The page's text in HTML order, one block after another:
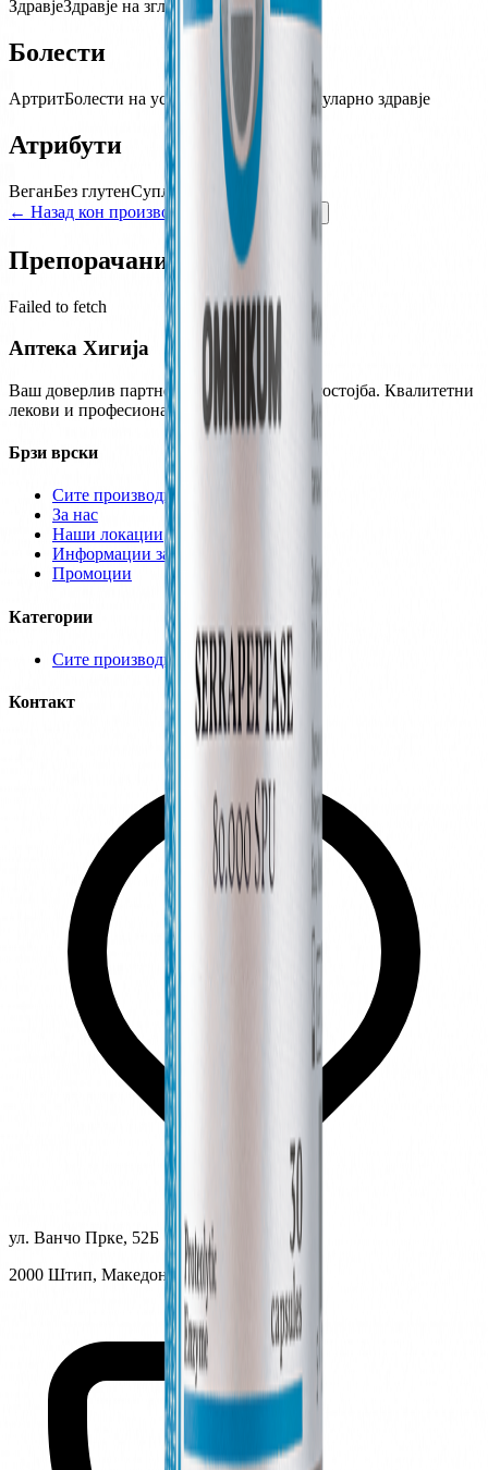
ЗдравјеЗдравје на зглобови и коски
Болести
АртритБолести на уста и грло Кардиоваскуларно здравје
Атрибути
ВеганБез глутенСуплемент
← Назад кон производи
Додај во кошничка
Препорачани производи
Failed to fetch
Аптека Хигија
Ваш доверлив партнер за здравје и благосостојба. Квалитетни
лекови и професионални совети.
Брзи врски
Сите производи
За нас
Наши локации
Информации за испорака
Промоции
Категории
Сите производи
Контакт
ул. Ванчо Прке, 52Б
2000 Штип, Македонија